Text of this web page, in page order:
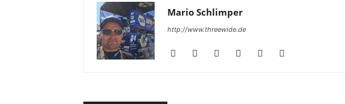
Mario Schlimper
http://www.threewide.de